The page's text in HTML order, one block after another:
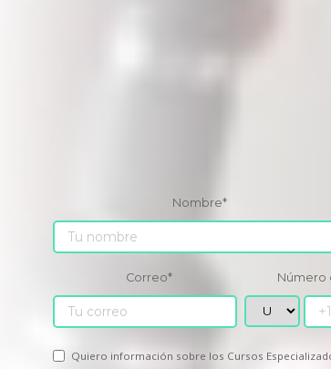
Nombre*
Correo* Número
Quiero información sobre los Cursos